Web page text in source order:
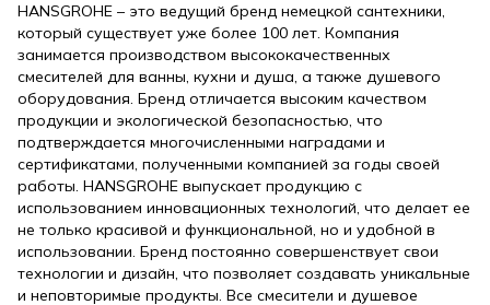
HANSGROHE – это ведущий бренд немецкой сантехники,
который существует уже более 100 лет. Компания
занимается производством высококачественных
смесителей для ванны, кухни и душа, а также душевого
оборудования. Бренд отличается высоким качеством
продукции и экологической безопасностью, что
подтверждается многочисленными наградами и
сертификатами, полученными компанией за годы своей
работы. HANSGROHE выпускает продукцию с
использованием инновационных технологий, что делает ее
не только красивой и функциональной, но и удобной в
использовании. Бренд постоянно совершенствует свои
технологии и дизайн, что позволяет создавать уникальные
и неповторимые продукты. Все смесители и душевое